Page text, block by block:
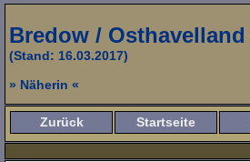
Bredow /
(Stand: 16.03.2017)
» Näherin «
Zurück Startseite